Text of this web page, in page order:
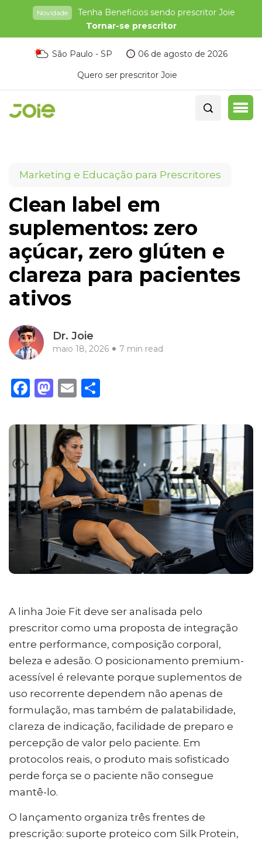
Novidade
Tenha Beneficios sendo prescritor Joie
Tornar-se prescritor
São Paulo - SP
06 de agosto de 2026
Quero ser prescritor Joie
Marketing e Educação para Prescritores
Clean label em
suplementos: zero
açúcar, zero glúten e
clareza para pacientes
ativos
Dr. Joie
maio 18, 2026 7 min read
Facebook
Mastodon
Email
A linha Joie Fit deve ser analisada pelo
prescritor como uma proposta de integração
entre performance, composição corporal,
beleza e adesão. O posicionamento premium-
acessível é relevante porque suplementos de
uso recorrente dependem não apenas de
formulação, mas também de palatabilidade,
clareza de indicação, facilidade de preparo e
percepção de valor pelo paciente. Em
protocolos reais, o produto mais sofisticado
perde força se o paciente não consegue
mantê-lo.
O lançamento organiza três frentes de
prescrição: suporte proteico com Silk Protein,